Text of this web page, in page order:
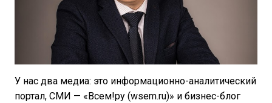
У нас два медиа: это информационно-аналитический
портал, СМИ — «Всем!ру (wsem.ru)» и бизнес-блог